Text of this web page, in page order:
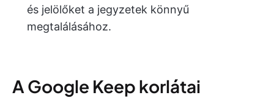
és jelölőket a jegyzetek könnyű
megtalálásához.
A Google Keep korlátai